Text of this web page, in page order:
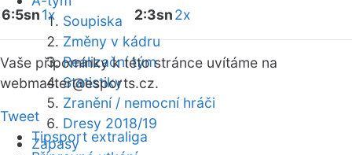
Soupiska
Změny v kádru
Realizační tým
Statistiky
Zranění / nemocní hráči
Dresy 2018/19
Zápasy
6:5sn1x
2:3sn2x
Vaše připomínky k této stránce uvítáme na
webmaster@esports.cz.
Tweet
Tipsport extraliga